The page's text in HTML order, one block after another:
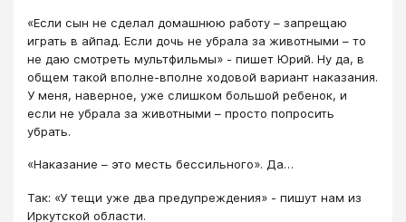
«Если сын не сделал домашнюю работу – запрещаю
играть в айпад. Если дочь не убрала за животными – то
не даю смотреть мультфильмы» - пишет Юрий. Ну да, в
общем такой вполне-вполне ходовой вариант наказания.
У меня, наверное, уже слишком большой ребенок, и
если не убрала за животными – просто попросить
убрать.
«Наказание – это месть бессильного». Да…
Так: «У тещи уже два предупреждения» - пишут нам из
Иркутской области.